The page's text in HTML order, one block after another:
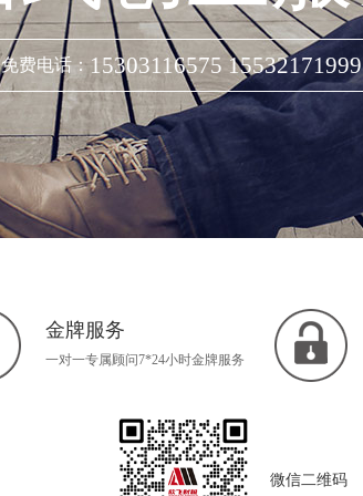
免费电话： 15303116575 15532171999
金牌服务
一对一专属顾问7*24小时金牌服务
微信二维码